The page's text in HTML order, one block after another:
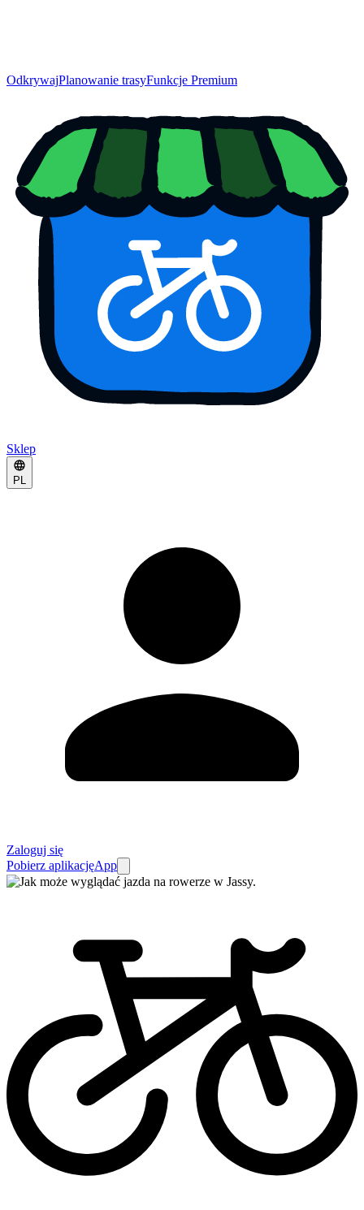
OdkrywajPlanowanie trasyFunkcje Premium
Sklep
PL
Zaloguj się
Pobierz aplikacjęApp